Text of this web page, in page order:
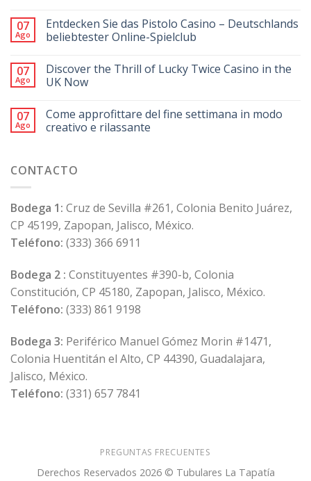
07
Ago
Entdecken Sie das Pistolo Casino – Deutschlands
beliebtester Online-Spielclub
07
Ago
Discover the Thrill of Lucky Twice Casino in the
UK Now
07
Ago
Come approfittare del fine settimana in modo
creativo e rilassante
CONTACTO
Bodega 1: Cruz de Sevilla #261, Colonia Benito Juárez,
CP 45199, Zapopan, Jalisco, México.
Teléfono: (333) 366 6911
Bodega 2 : Constituyentes #390-b, Colonia
Constitución, CP 45180, Zapopan, Jalisco, México.
Teléfono: (333) 861 9198
Bodega 3: Periférico Manuel Gómez Morin #1471,
Colonia Huentitán el Alto, CP 44390, Guadalajara,
Jalisco, México.
Teléfono: (331) 657 7841
PREGUNTAS FRECUENTES
Derechos Reservados 2026 © Tubulares La Tapatía